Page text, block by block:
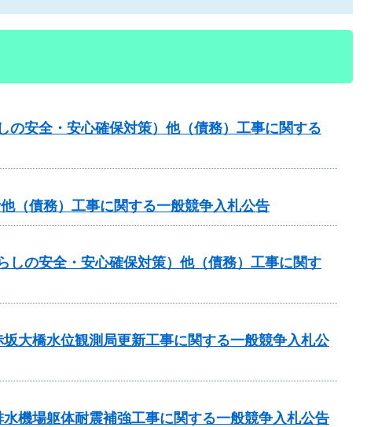
安全・安心確保対策）他（債務）工事に関する
（債務）工事に関する一般競争入札公告
の安全・安心確保対策）他（債務）工事に関す
大橋水位観測局更新工事に関する一般競争入札公
機場躯体耐震補強工事に関する一般競争入札公告